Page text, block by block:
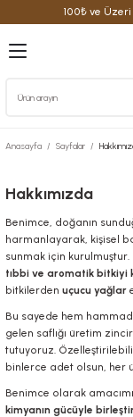
100₺ ve
Parfüm
Anasayfa Sayfalar
Hakkımızda
Benimce, doğanın
harmanlayarak, kişisel
sunmak için kurulmuştur.
tıbbi ve aromatik bitkiyi
bitkilerden uçucu yağlar
Bu sayede hem
gelen saflığı üretim
tutuyoruz.
binlerce adet olsun, her
Benimce olarak
kimyanın gücüyle